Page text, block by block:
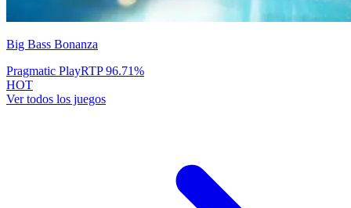
Big Bass Bonanza
Pragmatic PlayRTP96.71%
HOT
Ver todos los juegos